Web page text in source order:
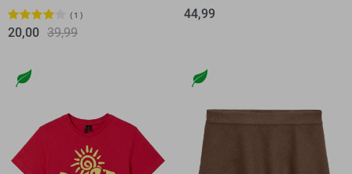
1
20,00 39,99
44,99